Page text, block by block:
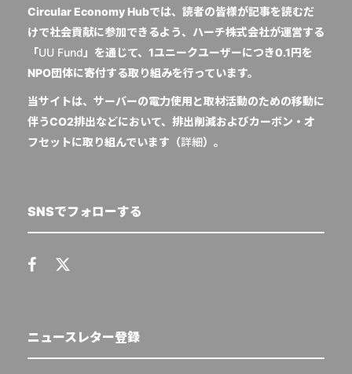
Circular Economy Hubでは、読者の皆様が記事を読むだ
けで社会貢献に参加できるよう、ハーチ株式会社が運営する
「UU Fund 」を通じて、1ユニークユーザーにつき0.1円を
NPO団体に寄付する取り組みを行っています。
当サイトは、サーバーの電力使用と取材活動のための移動に
伴うCO2排出などにおいて、排出削減およびカーボン・オ
フセットに取り組んでいます（詳細）。
SNSでフォローする
ニュースレター登録